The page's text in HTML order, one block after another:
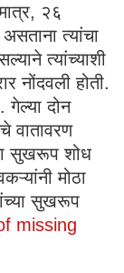
२६
त्यांचा
त्यांच्याशी
नोंदवली होती.
गेल्या दोन
वातावरण
सुखरूप शोध
मोठा
सुखरूप
missing